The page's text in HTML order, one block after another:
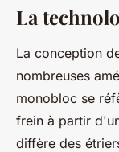
La
La conception
nombreuses
monobloc se
frein à partir
diffère des